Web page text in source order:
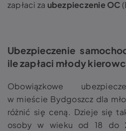
zapłaci za ubezpieczenie OC
Ubezpieczenie
ile zapłaci młody
Obowiązkowe
w mieście Bydgoszcz dla
różnić się ceną. Dzieje się
osoby w wieku od 18 do